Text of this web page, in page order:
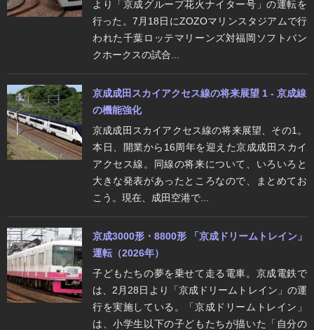
より「京成グループ花火ナイター号」の運転を
行った。7月18日にZOZOマリンスタジアムで行
われた千葉ロッテマリーンズ対福岡ソフトバン
クホークスの試合...
京成成田スカイアクセス線の将来展望 1 - 京成線
の機能強化
京成成田スカイアクセス線の将来展望、その1。
本日、開業から16周年を迎えた京成成田スカイ
アクセス線。同線の将来について、いろいろと
大きな発表があったところなので、まとめてお
こう。現在、成田空港で...
京成3000形・8800形 「京成ドリームトレイン」
運転（2026年）
子どもたちの夢を乗せて走る電車。京成電鉄で
は、2月28日より「京成ドリームトレイン」の運
行を実施している。「京成ドリームトレイン」
は、小学生以下の子どもたちが描いた「自分の